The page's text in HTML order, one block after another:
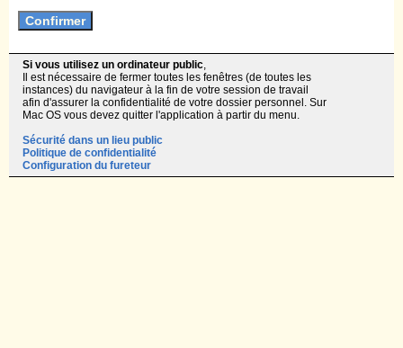
Si vous utilisez un ordinateur public,
Il est nécessaire de fermer toutes les fenêtres (de toutes les
instances) du navigateur à la fin de votre session de travail
afin d'assurer la confidentialité de votre dossier personnel. Sur
Mac OS vous devez quitter l'application à partir du menu.
Sécurité dans un lieu public
Politique de confidentialité
Configuration du fureteur